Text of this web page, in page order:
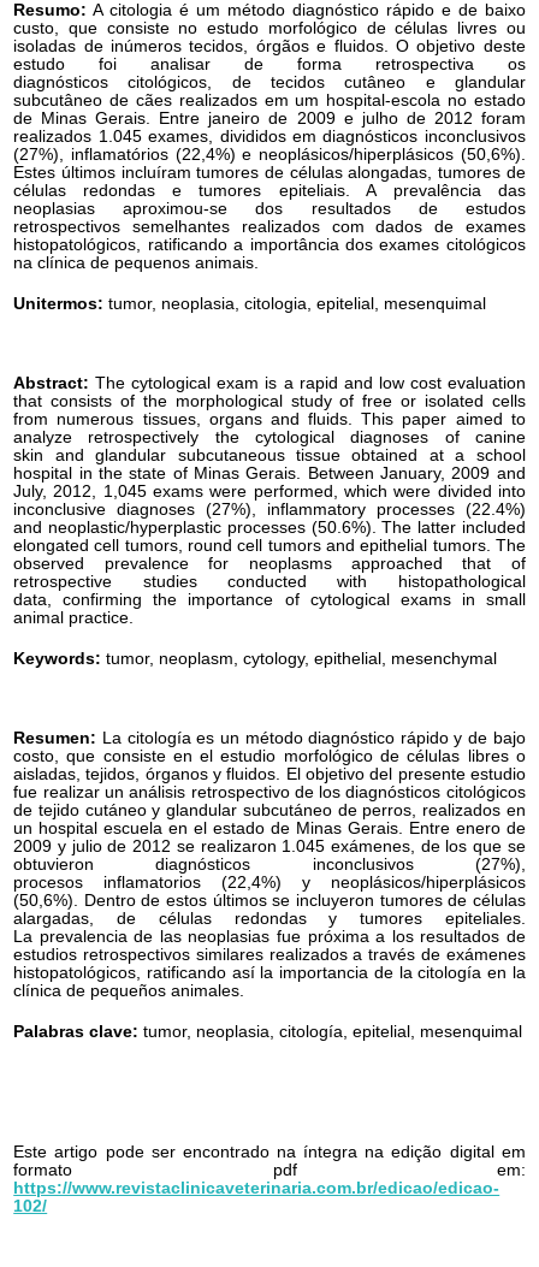
Resumo: A citologia é um método diagnóstico rápido e de baixo
custo, que consiste no estudo morfológico de células livres ou
isoladas de inúmeros tecidos, órgãos e fluidos. O objetivo deste
estudo foi analisar de forma retrospectiva os
diagnósticos citológicos, de tecidos cutâneo e glandular
subcutâneo de cães realizados em um hospital-escola no estado
de Minas Gerais. Entre janeiro de 2009 e julho de 2012 foram
realizados 1.045 exames, divididos em diagnósticos inconclusivos
(27%), inflamatórios (22,4%) e neoplásicos/hiperplásicos (50,6%).
Estes últimos incluíram tumores de células alongadas, tumores de
células redondas e tumores epiteliais. A prevalência das
neoplasias aproximou-se dos resultados de estudos
retrospectivos semelhantes realizados com dados de exames
histopatológicos, ratificando a importância dos exames citológicos
na clínica de pequenos animais.
Unitermos: tumor, neoplasia, citologia, epitelial, mesenquimal
Abstract: The cytological exam is a rapid and low cost evaluation
that consists of the morphological study of free or isolated cells
from numerous tissues, organs and fluids. This paper aimed to
analyze retrospectively the cytological diagnoses of canine
skin and glandular subcutaneous tissue obtained at a school
hospital in the state of Minas Gerais. Between January, 2009 and
July, 2012, 1,045 exams were performed, which were divided into
inconclusive diagnoses (27%), inflammatory processes (22.4%)
and neoplastic/hyperplastic processes (50.6%). The latter included
elongated cell tumors, round cell tumors and epithelial tumors. The
observed prevalence for neoplasms approached that of
retrospective studies conducted with histopathological
data, confirming the importance of cytological exams in small
animal practice.
Keywords: tumor, neoplasm, cytology, epithelial, mesenchymal
Resumen: La citología es un método diagnóstico rápido y de bajo
costo, que consiste en el estudio morfológico de células libres o
aisladas, tejidos, órganos y fluidos. El objetivo del presente estudio
fue realizar un análisis retrospectivo de los diagnósticos citológicos
de tejido cutáneo y glandular subcutáneo de perros, realizados en
un hospital escuela en el estado de Minas Gerais. Entre enero de
2009 y julio de 2012 se realizaron 1.045 exámenes, de los que se
obtuvieron diagnósticos inconclusivos (27%),
procesos inflamatorios (22,4%) y neoplásicos/hiperplásicos
(50,6%). Dentro de estos últimos se incluyeron tumores de células
alargadas, de células redondas y tumores epiteliales.
La prevalencia de las neoplasias fue próxima a los resultados de
estudios retrospectivos similares realizados a través de exámenes
histopatológicos, ratificando así la importancia de la citología en la
clínica de pequeños animales.
Palabras clave: tumor, neoplasia, citología, epitelial, mesenquimal
Este artigo pode ser encontrado na íntegra na edição digital em
formato pdf em:
https://www.revistaclinicaveterinaria.com.br/edicao/edicao-
102/